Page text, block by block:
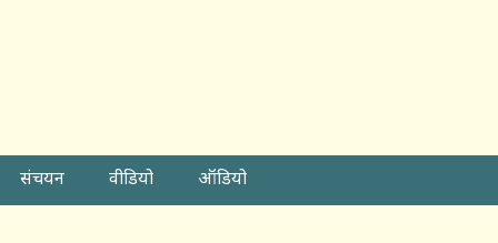
संचयन वीडियो ऑडियो